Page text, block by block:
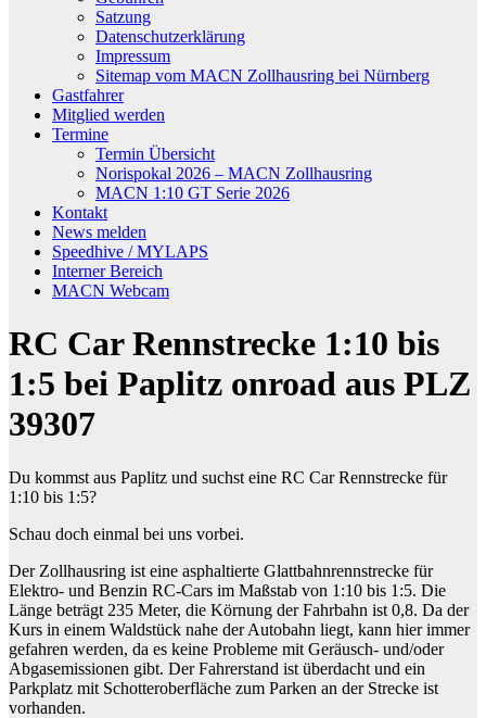
Satzung
Datenschutzerklärung
Impressum
Sitemap vom MACN Zollhausring bei Nürnberg
Gastfahrer
Mitglied werden
Termine
Termin Übersicht
Norispokal 2026 – MACN Zollhausring
MACN 1:10 GT Serie 2026
Kontakt
News melden
Speedhive / MYLAPS
Interner Bereich
MACN Webcam
RC Car Rennstrecke 1:10 bis
1:5 bei Paplitz onroad aus PLZ
39307
Du kommst aus Paplitz und suchst eine RC Car Rennstrecke für
1:10 bis 1:5?
Schau doch einmal bei uns vorbei.
Der Zollhausring ist eine asphaltierte Glattbahnrennstrecke für
Elektro- und Benzin RC-Cars im Maßstab von 1:10 bis 1:5. Die
Länge beträgt 235 Meter, die Körnung der Fahrbahn ist 0,8. Da der
Kurs in einem Waldstück nahe der Autobahn liegt, kann hier immer
gefahren werden, da es keine Probleme mit Geräusch- und/oder
Abgasemissionen gibt. Der Fahrerstand ist überdacht und ein
Parkplatz mit Schotteroberfläche zum Parken an der Strecke ist
vorhanden.